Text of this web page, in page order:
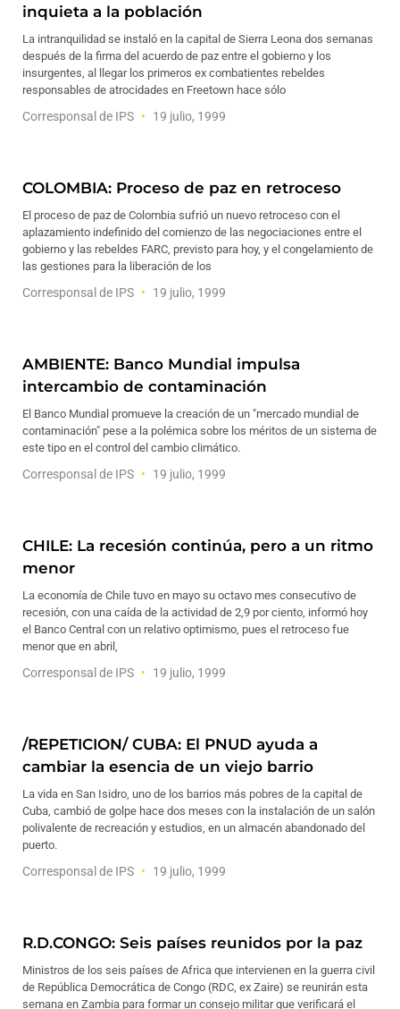
inquieta a la población
La intranquilidad se instaló en la capital de Sierra Leona dos semanas
después de la firma del acuerdo de paz entre el gobierno y los
insurgentes, al llegar los primeros ex combatientes rebeldes
responsables de atrocidades en Freetown hace sólo
Corresponsal de IPS 19 julio, 1999
COLOMBIA: Proceso de paz en retroceso
El proceso de paz de Colombia sufrió un nuevo retroceso con el
aplazamiento indefinido del comienzo de las negociaciones entre el
gobierno y las rebeldes FARC, previsto para hoy, y el congelamiento de
las gestiones para la liberación de los
Corresponsal de IPS 19 julio, 1999
AMBIENTE: Banco Mundial impulsa
intercambio de contaminación
El Banco Mundial promueve la creación de un "mercado mundial de
contaminación" pese a la polémica sobre los méritos de un sistema de
este tipo en el control del cambio climático.
Corresponsal de IPS 19 julio, 1999
CHILE: La recesión continúa, pero a un ritmo
menor
La economía de Chile tuvo en mayo su octavo mes consecutivo de
recesión, con una caída de la actividad de 2,9 por ciento, informó hoy
el Banco Central con un relativo optimismo, pues el retroceso fue
menor que en abril,
Corresponsal de IPS 19 julio, 1999
/REPETICION/ CUBA: El PNUD ayuda a
cambiar la esencia de un viejo barrio
La vida en San Isidro, uno de los barrios más pobres de la capital de
Cuba, cambió de golpe hace dos meses con la instalación de un salón
polivalente de recreación y estudios, en un almacén abandonado del
puerto.
Corresponsal de IPS 19 julio, 1999
R.D.CONGO: Seis países reunidos por la paz
Ministros de los seis países de Africa que intervienen en la guerra civil
de República Democrática de Congo (RDC, ex Zaire) se reunirán esta
semana en Zambia para formar un consejo militar que verificará el